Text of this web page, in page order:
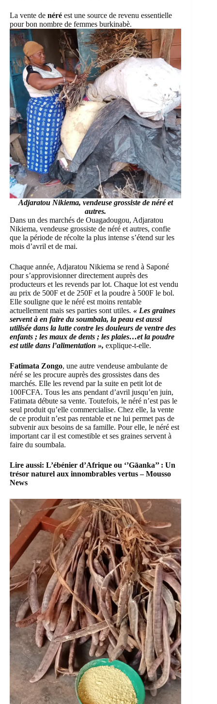
La vente de néré est une source de revenu essentielle
pour bon nombre de femmes burkinabè.
Adjaratou Nikiema, vendeuse grossiste de néré et
autres.
Dans un des marchés de Ouagadougou, Adjaratou
Nikiema, vendeuse grossiste de néré et autres, confie
que la période de récolte la plus intense s’étend sur les
mois d’avril et de mai.
Chaque année, Adjaratou Nikiema se rend à Saponé
pour s’approvisionner directement auprès des
producteurs et les revends par lot. Chaque lot est vendu
au prix de 500F et de 250F et la poudre à 500F le bol.
Elle souligne que le néré est moins rentable
actuellement mais ses parties sont utiles. « Les graines
servent à en faire du soumbala, la peau est aussi
utilisée dans la lutte contre les douleurs de ventre des
enfants ; les maux de dents ; les plaies…et la poudre
est utile dans l’alimentation », explique-t-elle.
Fatimata Zongo, une autre vendeuse ambulante de
néré se les procure auprès des grossistes dans des
marchés. Elle les revend par la suite en petit lot de
100FCFA. Tous les ans pendant d’avril jusqu’en juin,
Fatimata débute sa vente. Toutefois, le néré n’est pas le
seul produit qu’elle commercialise. Chez elle, la vente
de ce produit n’est pas rentable et ne lui permet pas de
subvenir aux besoins de sa famille. Pour elle, le néré est
important car il est comestible et ses graines servent à
faire du soumbala.
Lire aussi: L’ébénier d’Afrique ou ‘’Gāanka’’ : Un
trésor naturel aux innombrables vertus – Mousso
News